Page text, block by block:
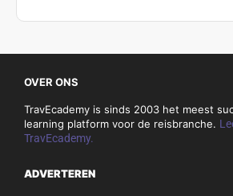
OVER ONS
TravEcademy is sinds 2003 het meest
learning platform voor de reisbranche.
TravEcademy.
ADVERTEREN